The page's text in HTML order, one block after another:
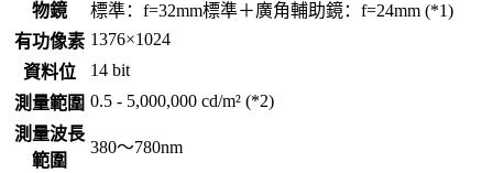
物鏡
標準：f=32mm標準＋廣角輔助鏡：f=24mm (*1)
有功像素 1376×1024
資料位
14 bit
測量範圍 0.5 - 5,000,000 cd/m² (*2)
測量波長
範圍
380～780nm